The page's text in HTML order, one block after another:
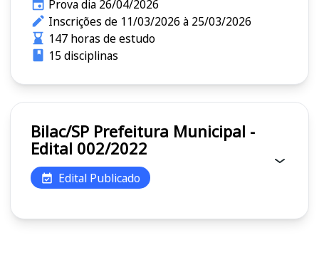
Prova dia 26/04/2026
Inscrições de 11/03/2026 à 25/03/2026
147 horas de estudo
15 disciplinas
Bilac/SP Prefeitura Municipal -
Edital 002/2022
Edital Publicado